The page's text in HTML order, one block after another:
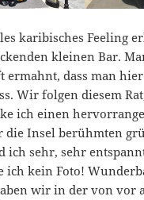
karibisches Feeling
kleinen Bar.
ermahnt, dass man
Wir folgen diesem
ich einen
die Insel berühmten
ich sehr, sehr
ich kein Foto!
wir in der von vor